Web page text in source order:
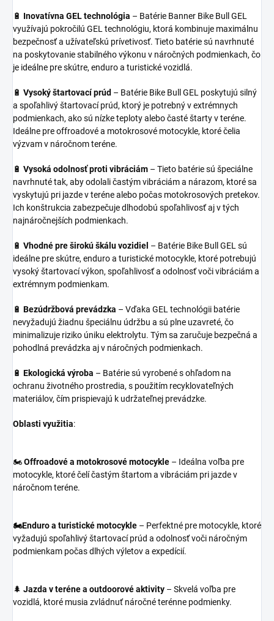
🔋 Inovatívna GEL technológia – Batérie Banner Bike Bull GEL
využívajú pokročilú GEL technológiu, ktorá kombinuje maximálnu
bezpečnosť a užívateľskú prívetivosť. Tieto batérie sú navrhnuté
na poskytovanie stabilného výkonu v náročných podmienkach, čo
je ideálne pre skútre, enduro a turistické vozidlá.
🔋 Vysoký štartovací prúd – Batérie Bike Bull GEL poskytujú silný
a spoľahlivý štartovací prúd, ktorý je potrebný v extrémnych
podmienkach, ako sú nízke teploty alebo časté štarty v teréne.
Ideálne pre offroadové a motokrosové motocykle, ktoré čelia
výzvam v náročnom teréne.
🔋 Vysoká odolnosť proti vibráciám – Tieto batérie sú špeciálne
navrhnuté tak, aby odolali častým vibráciám a nárazom, ktoré sa
vyskytujú pri jazde v teréne alebo počas motokrosových pretekov.
Ich konštrukcia zabezpečuje dlhodobú spoľahlivosť aj v tých
najnáročnejších podmienkach.
🔋 Vhodné pre širokú škálu vozidiel – Batérie Bike Bull GEL sú
ideálne pre skútre, enduro a turistické motocykle, ktoré potrebujú
vysoký štartovací výkon, spoľahlivosť a odolnosť voči vibráciám a
extrémnym podmienkam.
🔋 Bezúdržbová prevádzka – Vďaka GEL technológii batérie
nevyžadujú žiadnu špeciálnu údržbu a sú plne uzavreté, čo
minimalizuje riziko úniku elektrolytu. Tým sa zaručuje bezpečná a
pohodlná prevádzka aj v náročných podmienkach.
🔋 Ekologická výroba – Batérie sú vyrobené s ohľadom na
ochranu životného prostredia, s použitím recyklovateľných
materiálov, čím prispievajú k udržateľnej prevádzke.
Oblasti využitia:
🏍️Offroadové a motokrosové motocykle – Ideálna voľba pre
motocykle, ktoré čelí častým štartom a vibráciám pri jazde v
náročnom teréne.
🏍️Enduro a turistické motocykle – Perfektné pre motocykle, ktoré
vyžadujú spoľahlivý štartovací prúd a odolnosť voči náročným
podmienkam počas dlhých výletov a expedícií.
🌲 Jazda v teréne a outdoorové aktivity – Skvelá voľba pre
vozidlá, ktoré musia zvládnuť náročné terénne podmienky.